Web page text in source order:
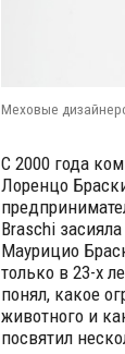
Меховые
С 2000 года
Лоренцо
Braschi
Маурицио
только в 23-х
понял, какое
животного и
посвятил